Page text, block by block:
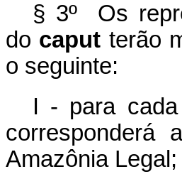
§ 3º Os
do caput terão
o seguinte:
I - para
corresponderá
Amazônia Legal;